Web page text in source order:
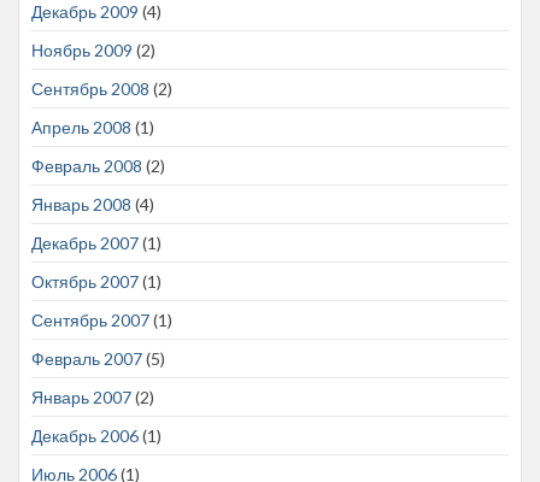
Декабрь 2009 (4)
Ноябрь 2009 (2)
Сентябрь 2008 (2)
Апрель 2008 (1)
Февраль 2008 (2)
Январь 2008 (4)
Декабрь 2007(1)
Октябрь 2007(1)
Сентябрь 2007(1)
Февраль 2007(5)
Январь 2007(2)
Декабрь 2006(1)
Июль 2006(1)